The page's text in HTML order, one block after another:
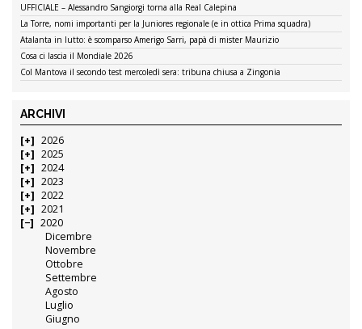
UFFICIALE – Alessandro Sangiorgi torna alla Real Calepina
La Torre, nomi importanti per la Juniores regionale (e in ottica Prima squadra)
Atalanta in lutto: è scomparso Amerigo Sarri, papà di mister Maurizio
Cosa ci lascia il Mondiale 2026
Col Mantova il secondo test mercoledì sera: tribuna chiusa a Zingonia
ARCHIVI
2026
2025
2024
2023
2022
2021
2020
Dicembre
Novembre
Ottobre
Settembre
Agosto
Luglio
Giugno